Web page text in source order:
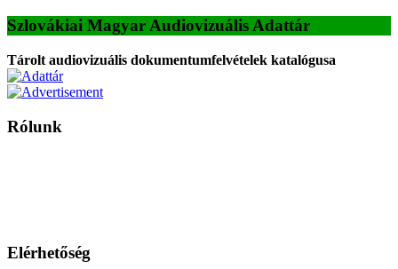
Szlovákiai Magyar Audiovizuális Adattár
Tárolt audiovizuális dokumentumfelvételek katalógusa
Rólunk
Elérhetőség